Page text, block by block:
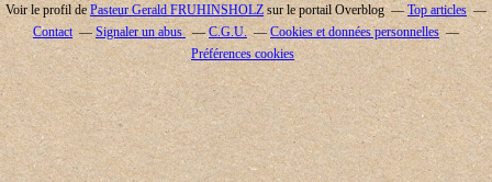
Voir le profil dePasteur Gerald FRUHINSHOLZsur le portail Overblog
Top articles
Contact
Signaler un abus C.G.U.
Cookies et données personnelles
Préférences cookies